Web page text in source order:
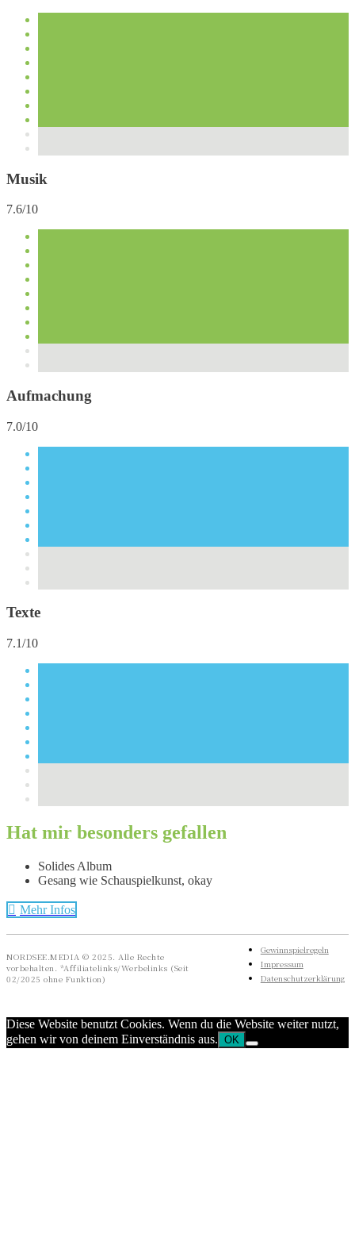
Musik
7.6/10
Aufmachung
7.0/10
Texte
7.1/10
Hat mir besonders gefallen
Solides Album
Gesang wie Schauspielkunst, okay
Mehr Infos
NORDSEE.MEDIA © 2025. Alle Rechte
vorbehalten. *Affiliatelinks/Werbelinks (Seit
02/2025 ohne Funktion)
Gewinnspielregeln
Impressum
Datenschutzerklärung
Diese Website benutzt Cookies. Wenn du die Website weiter nutzt,
gehen wir von deinem Einverständnis aus. OK